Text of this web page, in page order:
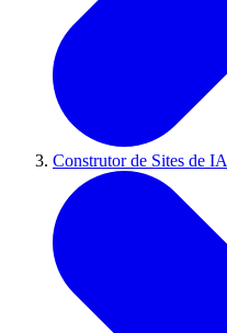
Construtor de Sites de IA